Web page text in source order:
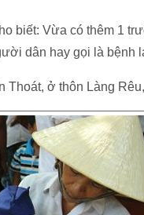
biết: Vừa có thêm 1
dân hay gọi là bệnh
Thoát, ở thôn Làng